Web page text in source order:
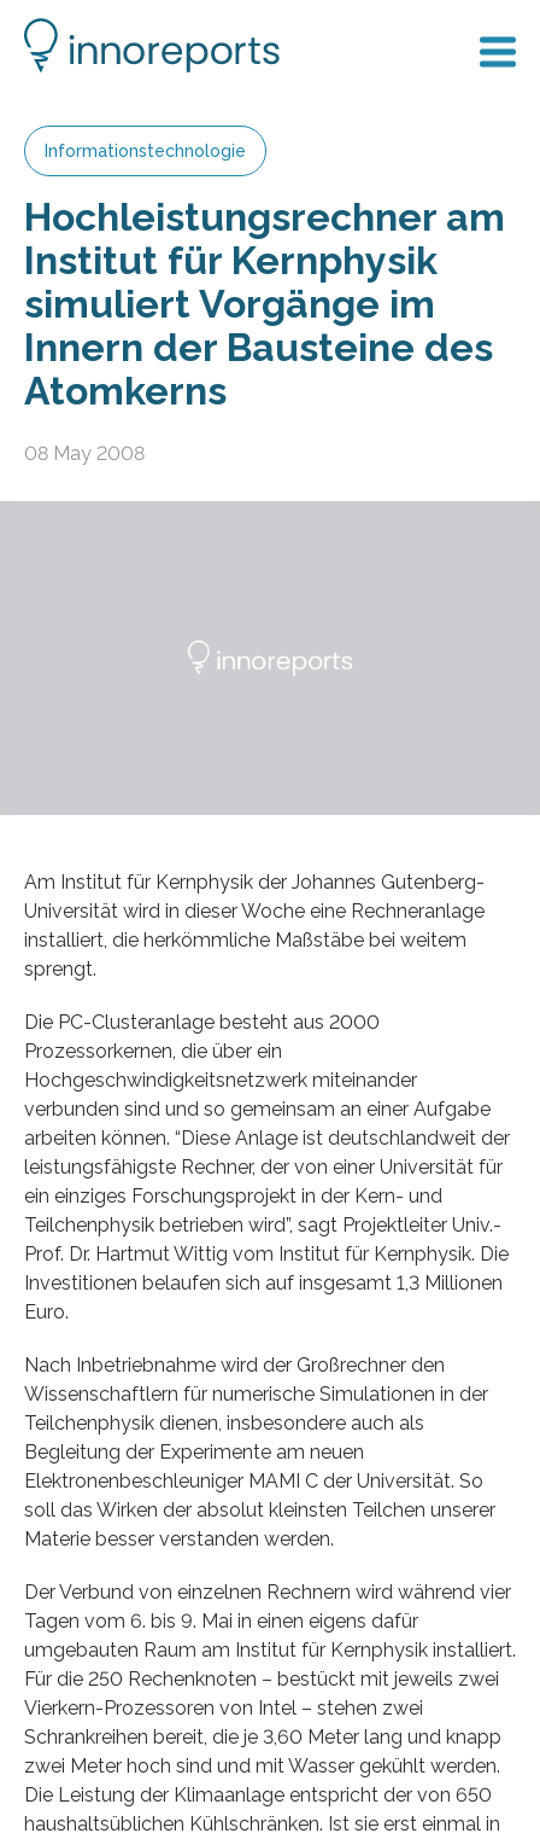
Informationstechnologie
Hochleistungsrechner am
Institut für Kernphysik
simuliert Vorgänge im
Innern der Bausteine des
Atomkerns
08 May 2008
Am Institut für Kernphysik der Johannes Gutenberg-
Universität wird in dieser Woche eine Rechneranlage
installiert, die herkömmliche Maßstäbe bei weitem
sprengt.
Die PC-Clusteranlage besteht aus 2000
Prozessorkernen, die über ein
Hochgeschwindigkeitsnetzwerk miteinander
verbunden sind und so gemeinsam an einer Aufgabe
arbeiten können. “Diese Anlage ist deutschlandweit der
leistungsfähigste Rechner, der von einer Universität für
ein einziges Forschungsprojekt in der Kern- und
Teilchenphysik betrieben wird”, sagt Projektleiter Univ.-
Prof. Dr. Hartmut Wittig vom Institut für Kernphysik. Die
Investitionen belaufen sich auf insgesamt 1,3 Millionen
Euro.
Nach Inbetriebnahme wird der Großrechner den
Wissenschaftlern für numerische Simulationen in der
Teilchenphysik dienen, insbesondere auch als
Begleitung der Experimente am neuen
Elektronenbeschleuniger MAMI C der Universität. So
soll das Wirken der absolut kleinsten Teilchen unserer
Materie besser verstanden werden.
Der Verbund von einzelnen Rechnern wird während vier
Tagen vom 6. bis 9. Mai in einen eigens dafür
umgebauten Raum am Institut für Kernphysik installiert.
Für die 250 Rechenknoten – bestückt mit jeweils zwei
Vierkern-Prozessoren von Intel – stehen zwei
Schrankreihen bereit, die je 3,60 Meter lang und knapp
zwei Meter hoch sind und mit Wasser gekühlt werden.
Die Leistung der Klimaanlage entspricht der von 650
haushaltsüblichen Kühlschränken. Ist sie erst einmal in